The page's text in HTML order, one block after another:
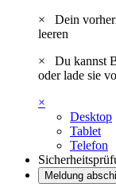
×
Dein
leeren
×
Du kannst
oder lade sie
×
Desktop
Tablet
Telefon
Meldung